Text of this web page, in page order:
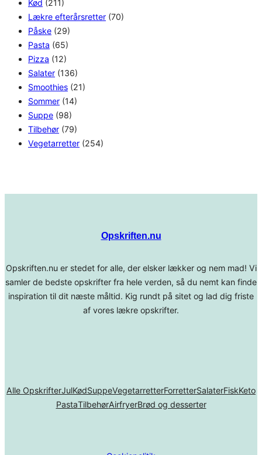
Kød (211)
Lækre efterårsretter (70)
Påske (29)
Pasta (65)
Pizza (12)
Salater (136)
Smoothies (21)
Sommer (14)
Suppe (98)
Tilbehør (79)
Vegetarretter (254)
Opskriften.nu
Opskriften.nu er stedet for alle, der elsker lækker og nem mad! Vi
samler de bedste opskrifter fra hele verden, så du nemt kan finde
inspiration til dit næste måltid. Kig rundt på sitet og lad dig friste
af vores lækre opskrifter.
Alle OpskrifterJulKødSuppeVegetarretterForretterSalaterFiskKeto
PastaTilbehørAirfryerBrød og desserter